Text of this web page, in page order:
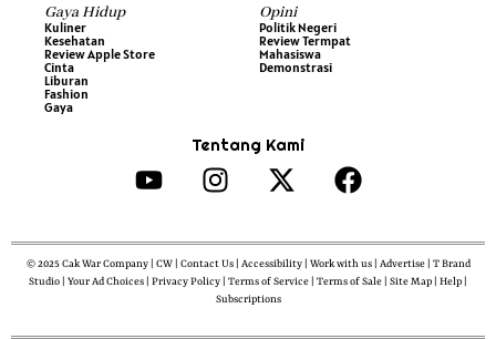
Gaya Hidup
Kuliner
Kesehatan
Review Apple Store
Cinta
Liburan
Fashion
Gaya
Opini
Politik Negeri
Review Termpat
Mahasiswa
Demonstrasi
Tentang Kami
© 2025 Cak War Company | CW | Contact Us | Accessibility | Work with us | Advertise | T Brand
Studio | Your Ad Choices | Privacy Policy | Terms of Service | Terms of Sale | Site Map | Help |
Subscriptions